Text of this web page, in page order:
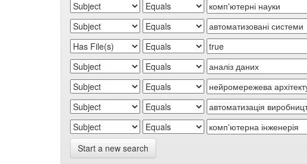
Start a new search